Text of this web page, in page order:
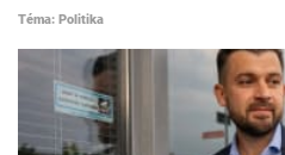
Téma: Politika